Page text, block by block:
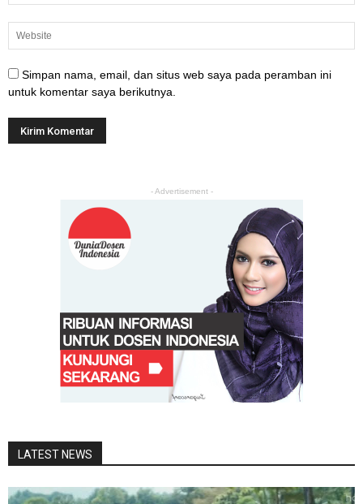
Simpan nama, email, dan situs web saya pada peramban ini
untuk komentar saya berikutnya.
- Advertisement -
LATEST NEWS